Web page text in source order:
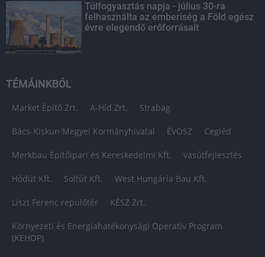
Túlfogyasztás napja - július 30-ra
felhasználta az emberiség a Föld egész
évre elegendő erőforrásait
TÉMÁINKBÓL
Market Építő Zrt. A-Híd Zrt. Strabag
Bács-Kiskun Megyei Kormányhivatal ÉVOSZ Cegléd
Merkbau Építőipari és Kereskedelmi Kft. vasútfejlesztés
Hódút Kft. Soltút Kft. West Hungária Bau Kft.
Liszt Ferenc repülőtér KÉSZ Zrt.
Környezeti és Energiahatékonysági Operatív Program
(KEHOP)